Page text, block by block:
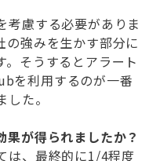
考慮する必要がありま
の強みを生かす部分に
。そうするとアラート
を利用するのが一番
た。
が得られましたか？
は、最終的に1/4程度